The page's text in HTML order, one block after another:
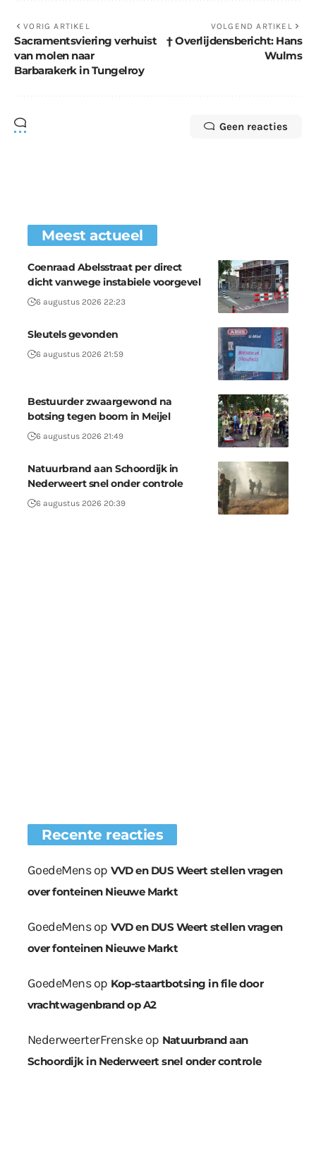
VORIG ARTIKEL
Sacramentsviering verhuist
van molen naar
Barbarakerk in Tungelroy
VOLGEND ARTIKEL
† Overlijdensbericht: Hans
Wulms
Geen reacties
Meest actueel
Coenraad Abelsstraat per direct
dicht vanwege instabiele voorgevel
6 augustus 2026 22:23
Sleutels gevonden
6 augustus 2026 21:59
Bestuurder zwaargewond na
botsing tegen boom in Meijel
6 augustus 2026 21:49
Natuurbrand aan Schoordijk in
Nederweert snel onder controle
6 augustus 2026 20:39
Recente reacties
GoedeMensop VVD en DUS Weert stellen vragen
over fonteinen Nieuwe Markt
GoedeMensop VVD en DUS Weert stellen vragen
over fonteinen Nieuwe Markt
GoedeMensop Kop-staartbotsing in file door
vrachtwagenbrand op A2
NederweerterFrenskeop Natuurbrand aan
Schoordijk in Nederweert snel onder controle